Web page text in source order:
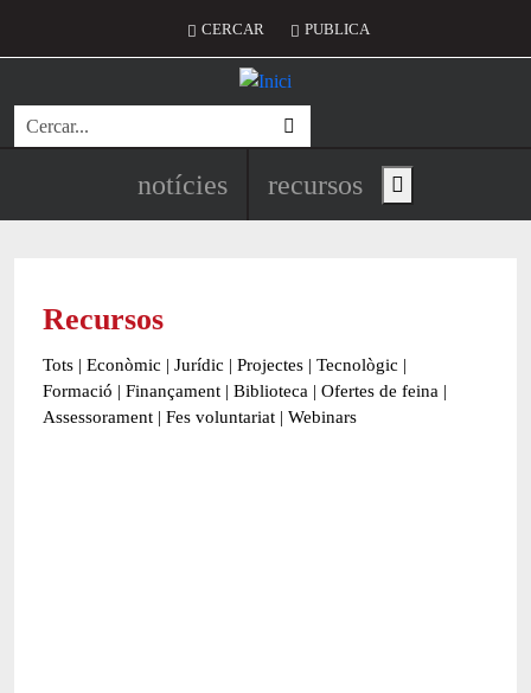
Menú del compte d'usuari
CERCAR PUBLICA
Cerca
Navegació principal de
notícies recursos Show main menu
Recursos
Tots | Econòmic | Jurídic | Projectes | Tecnològic |
Formació | Finançament | Biblioteca | Ofertes de feina |
Assessorament | Fes voluntariat | Webinars